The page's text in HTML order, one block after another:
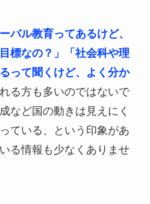
ーバル教育ってあるけど、
標なの？」「社会科や理
って聞くけど、よく分か
る方も多いのではないで
など国の動きは見えにく
ている、という印象があ
る情報も少なくありませ